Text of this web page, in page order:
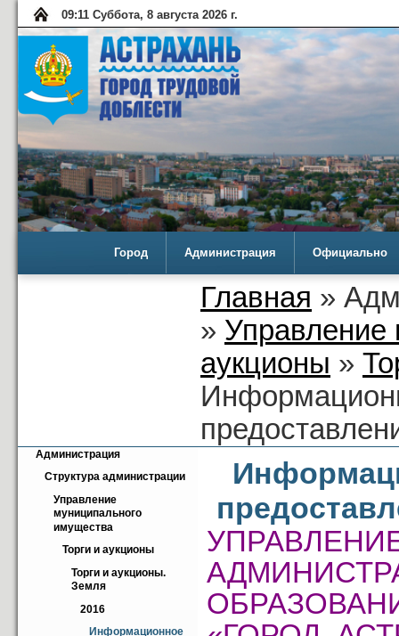
09:11 Суббота, 8 августа 2026 г.
Город Администрация Официально
Главная »
» Управление
аукционы »
Администрация
Структура администрации
Управление
муниципального
имущества
Торги и аукционы
Торги и аукционы.
Земля
2016
Информационное